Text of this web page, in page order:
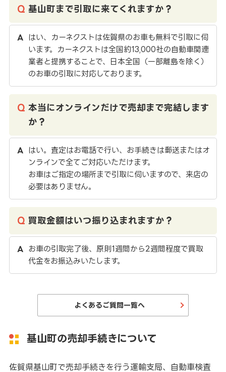
基山町まで引取に来てくれますか？
はい、カーネクストは佐賀県のお車も無料で引取に伺
います。カーネクストは全国約13,000社の自動車関連
業者と提携することで、日本全国（一部離島を除く）
のお車の引取に対応しております。
本当にオンラインだけで売却まで完結します
か？
はい。査定はお電話で行い、お手続きは郵送またはオ
ンラインで全てご対応いただけます。
お車はご指定の場所まで引取に伺いますので、来店の
必要はありません。
買取金額はいつ振り込まれますか？
お車の引取完了後、原則1週間から2週間程度で買取
代金をお振込みいたします。
よくあるご質問一覧へ
基山町の売却手続きについて
佐賀県基山町で売却手続きを行う運輸支局、自動車検査